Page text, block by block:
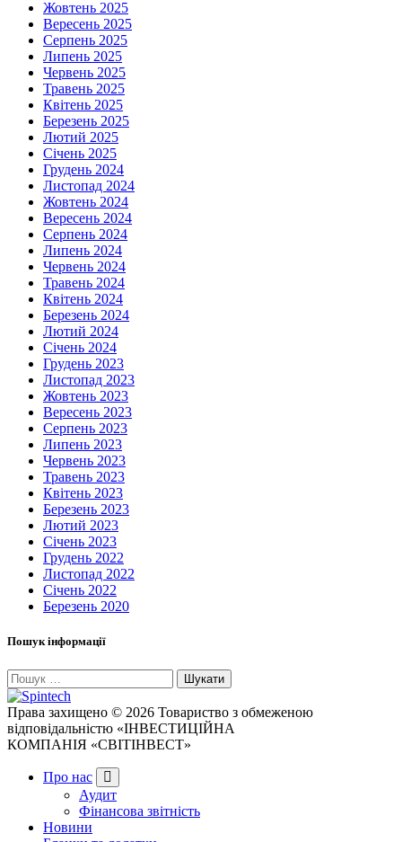
Жовтень 2025
Вересень 2025
Серпень 2025
Липень 2025
Червень 2025
Травень 2025
Квітень 2025
Березень 2025
Лютий 2025
Січень 2025
Грудень 2024
Листопад 2024
Жовтень 2024
Вересень 2024
Серпень 2024
Липень 2024
Червень 2024
Травень 2024
Квітень 2024
Березень 2024
Лютий 2024
Січень 2024
Грудень 2023
Листопад 2023
Жовтень 2023
Вересень 2023
Серпень 2023
Липень 2023
Червень 2023
Травень 2023
Квітень 2023
Березень 2023
Лютий 2023
Січень 2023
Грудень 2022
Листопад 2022
Січень 2022
Березень 2020
Пошук інформації
Пошук:
Права захищено © 2026 Товариство з обмеженою
відповідальністю «ІНВЕСТИЦІЙНА
КОМПАНІЯ «СВІТІНВЕСТ»
Про нас
Аудит
Фінансова звітність
Новини